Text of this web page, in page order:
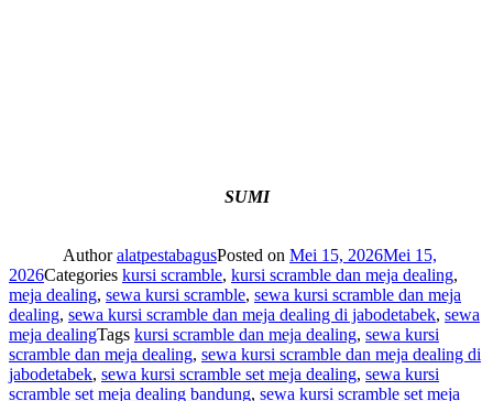
SUMI
AuthoralatpestabagusPosted on Mei 15, 2026Mei 15,
2026Categories kursi scramble, kursi scramble dan meja dealing,
meja dealing, sewa kursi scramble, sewa kursi scramble dan meja
dealing, sewa kursi scramble dan meja dealing di jabodetabek, sewa
meja dealingTags kursi scramble dan meja dealing, sewa kursi
scramble dan meja dealing, sewa kursi scramble dan meja dealing di
jabodetabek, sewa kursi scramble set meja dealing, sewa kursi
scramble set meja dealing bandung, sewa kursi scramble set meja